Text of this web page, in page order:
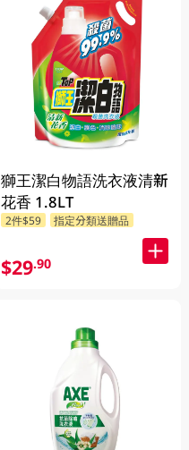
獅王潔白物語洗衣液清新
花香 1.8LT
2件$59 指定分類送贈品
$29.90